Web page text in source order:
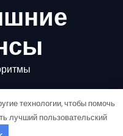
технологии, чтобы помочь
лучший пользовательский